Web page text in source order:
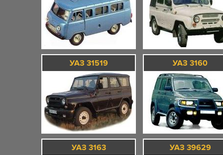
УАЗ 31519 УАЗ 3160
УАЗ 3163 УАЗ 39629